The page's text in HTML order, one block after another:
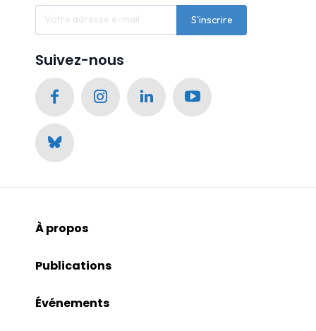
S'inscrire
Suivez-nous
À propos
Publications
Événements